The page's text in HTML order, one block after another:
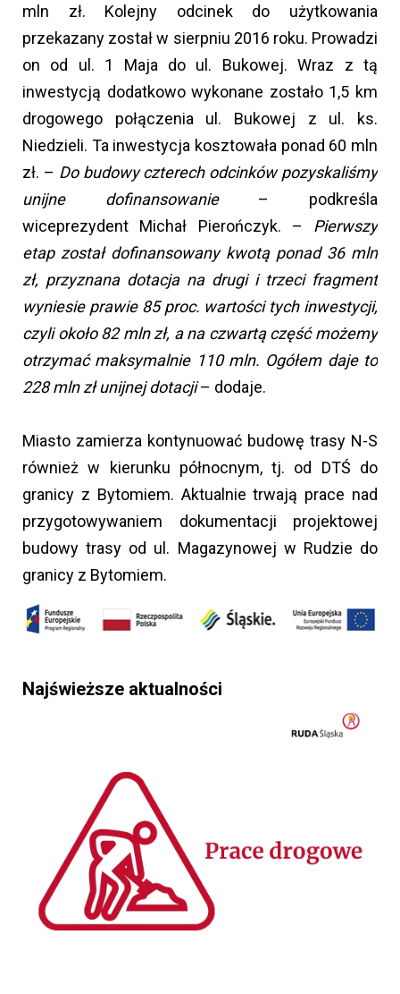
mln zł. Kolejny odcinek do użytkowania
przekazany został w sierpniu 2016 roku. Prowadzi
on od ul. 1 Maja do ul. Bukowej. Wraz z tą
inwestycją dodatkowo wykonane zostało 1,5 km
drogowego połączenia ul. Bukowej z ul. ks.
Niedzieli. Ta inwestycja kosztowała ponad 60 mln
zł. – Do budowy czterech odcinków pozyskaliśmy
unijne dofinansowanie– podkreśla
wiceprezydent Michał Pierończyk. – Pierwszy
etap został dofinansowany kwotą ponad 36 mln
zł, przyznana dotacja na drugi i trzeci fragment
wyniesie prawie 85 proc. wartości tych inwestycji,
czyli około 82 mln zł, a na czwartą część możemy
otrzymać maksymalnie 110 mln. Ogółem daje to
228 mln zł unijnej dotacji– dodaje.
Miasto zamierza kontynuować budowę trasy N-S
również w kierunku północnym, tj. od DTŚ do
granicy z Bytomiem. Aktualnie trwają prace nad
przygotowywaniem dokumentacji projektowej
budowy trasy od ul. Magazynowej w Rudzie do
granicy z Bytomiem.
Najświeższe aktualności